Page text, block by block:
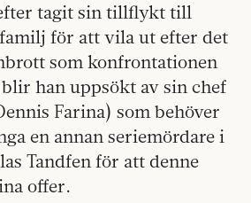
tagit sin tillflykt till
för att vila ut efter det
som konfrontationen
han uppsökt av sin chef
Farina) som behöver
en annan seriemördare i
Tandfen för att denne
offer.